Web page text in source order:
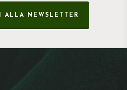
ALLA NEWSLETTER